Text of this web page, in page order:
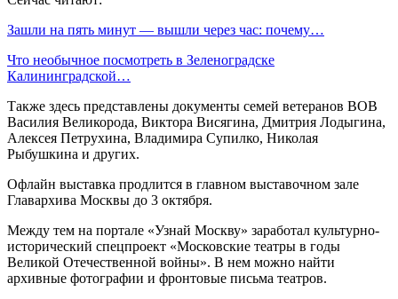
Зашли на пять минут — вышли через час: почему…
Что необычное посмотреть в Зеленоградске
Калининградской…
Также здесь представлены документы семей ветеранов ВОВ
Василия Великорода, Виктора Висягина, Дмитрия Лодыгина,
Алексея Петрухина, Владимира Супилко, Николая
Рыбушкина и других.
Офлайн выставка продлится в главном выставочном зале
Главархива Москвы до 3 октября.
Между тем на портале «Узнай Москву» заработал культурно-
исторический спецпроект «Московские театры в годы
Великой Отечественной войны». В нем можно найти
архивные фотографии и фронтовые письма театров.